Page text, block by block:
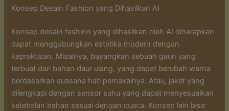
Konsep Desain Fashion yang Dihasilkan AI
Konsep desain fashion yang dihasilkan oleh AI diharapkan
dapat menggabungkan estetika modern dengan
kepraktisan. Misalnya, bayangkan sebuah gaun yang
terbuat dari bahan daur ulang, yang dapat berubah warna
berdasarkan suasana hati pemakainya. Atau, jaket yang
dilengkapi dengan sensor suhu yang dapat menyesuaikan
ketebalan bahan sesuai dengan cuaca. Konsep lain bisa